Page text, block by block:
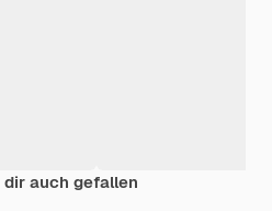
dir auch gefallen